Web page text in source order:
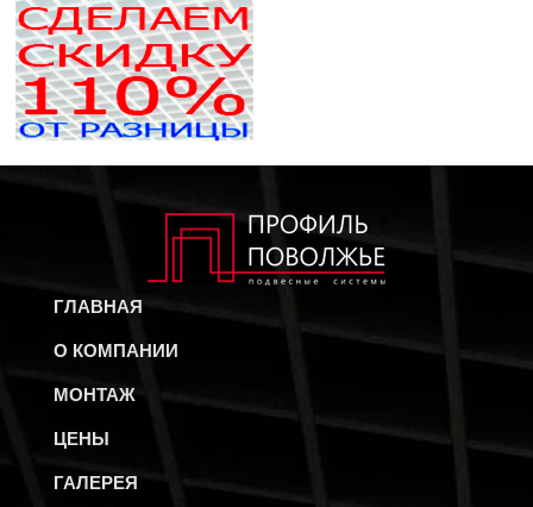
ГЛАВНАЯ
О КОМПАНИИ
МОНТАЖ
ЦЕНЫ
ГАЛЕРЕЯ